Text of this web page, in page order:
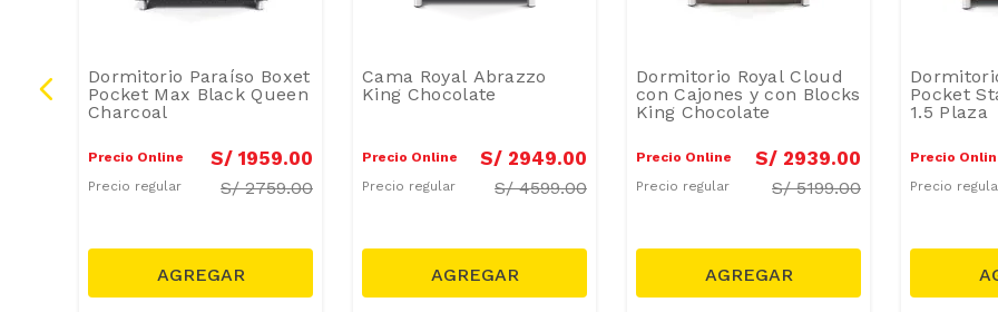
Dormitorio Paraíso Boxet
Pocket Max Black Queen
Charcoal
Precio Online S/ 1959.00
Precio regular S/2759.00
Cama Royal Abrazzo
King Chocolate
Precio Online S/ 2949.00
Precio regular S/4599.00
Dormitorio Royal Cloud
con Cajones y con Blocks
King Chocolate
Precio Online S/ 2939.00
Precio regular S/5199.00
Pocket
1.5 Plaza
Precio
Precio